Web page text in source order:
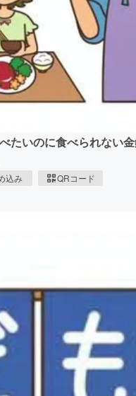
CAMPFIRE for Social Good
CAMPFIREふるさと納税
たいのに食べられない
込み QRコード